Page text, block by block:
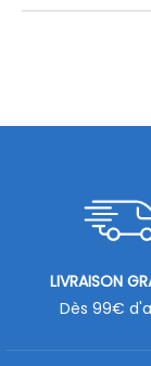
LIVRAISON
Dès 99€